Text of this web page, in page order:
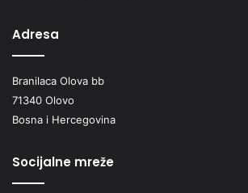
Adresa
Branilaca Olova bb
71340 Olovo
Bosna i Hercegovina
Socijalne mreže